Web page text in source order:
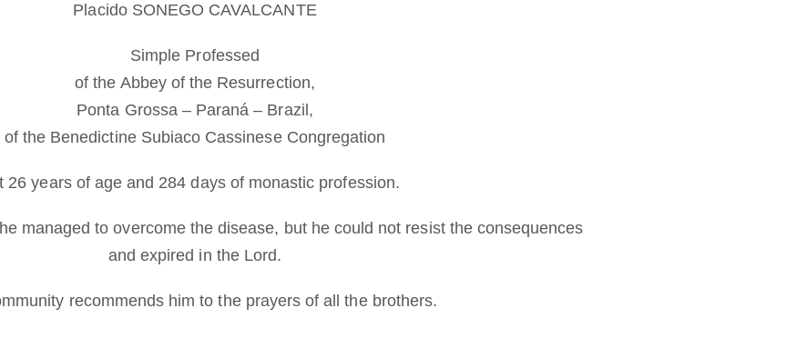
Placido SONEGO CAVALCANTE
Simple Professed
of the Abbey of the Resurrection,
Ponta Grossa – Paraná – Brazil,
of the Benedictine Subiaco Cassinese Congregation
26 years of age and 284 days of monastic profession.
managed to overcome the disease, but he could not resist the consequences
and expired in the Lord.
recommends him to the prayers of all the brothers.